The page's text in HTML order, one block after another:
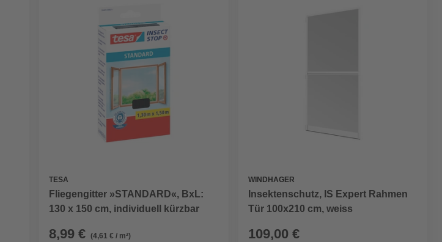
Preis absteigend
TESA
Fliegengitter »STANDARD«, BxL:
130 x 150 cm, individuell kürzbar
8,99 € (4,61 € / m²)
WINDHAGER
Insektenschutz, IS Expert Rahmen
Tür 100x210 cm, weiss
109,00 €